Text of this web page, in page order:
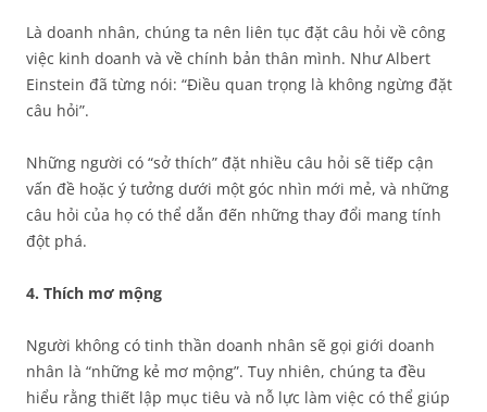
Là doanh nhân, chúng ta nên liên tục đặt câu hỏi về công
việc kinh doanh và về chính bản thân mình. Như Albert
Einstein đã từng nói: “Điều quan trọng là không ngừng đặt
câu hỏi”.
Những người có “sở thích” đặt nhiều câu hỏi sẽ tiếp cận
vấn đề hoặc ý tưởng dưới một góc nhìn mới mẻ, và những
câu hỏi của họ có thể dẫn đến những thay đổi mang tính
đột phá.
4. Thích mơ mộng
Người không có tinh thần doanh nhân sẽ gọi giới doanh
nhân là “những kẻ mơ mộng”. Tuy nhiên, chúng ta đều
hiểu rằng thiết lập mục tiêu và nỗ lực làm việc có thể giúp